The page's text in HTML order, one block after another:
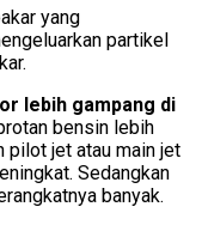
yang
partikel
lebih gampang di
bensin lebih
pilot jet atau main jet
Sedangkan
banyak.